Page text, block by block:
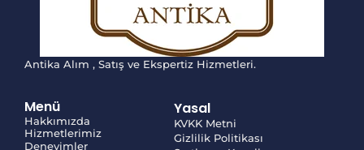
Antika Alım , Satış ve Ekspertiz Hizmetleri.
Menü
Hakkımızda
Hizmetlerimiz
Deneyimler
Yasal
KVKK Metni
Gizlilik Politikası